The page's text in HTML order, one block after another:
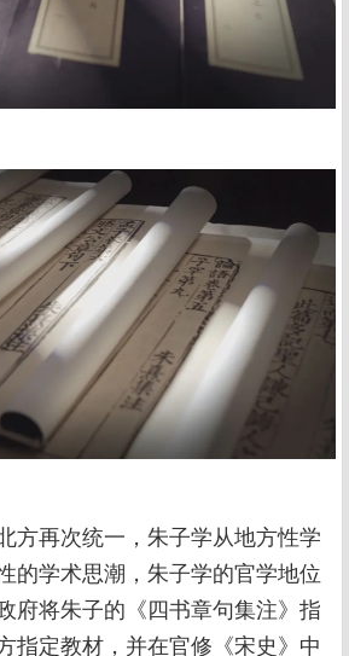
方再次统一，朱子学从地方性学
的学术思潮，朱子学的官学地位
府将朱子的《四书章句集注》指
指定教材，并在官修《宋史》中